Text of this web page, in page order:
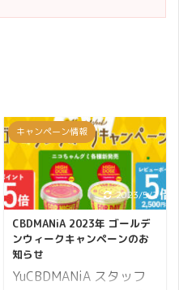
キャンペーン情報
2023/5/2
CBDMANiA 2023年 ゴールデ
ンウィークキャンペーンのお
知らせ
YuCBDMANiA スタッフ